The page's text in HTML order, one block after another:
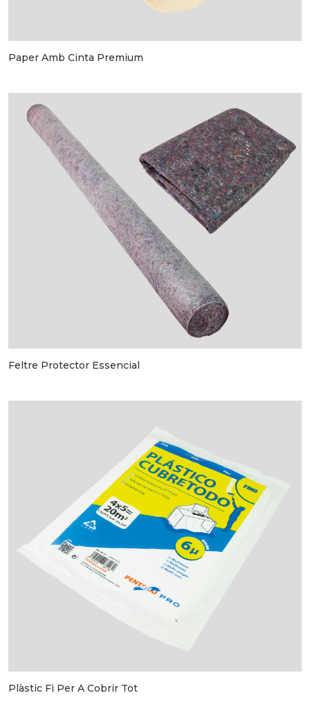
Paper Amb Cinta Premium
Feltre Protector Essencial
Plàstic Fi Per A Cobrir Tot